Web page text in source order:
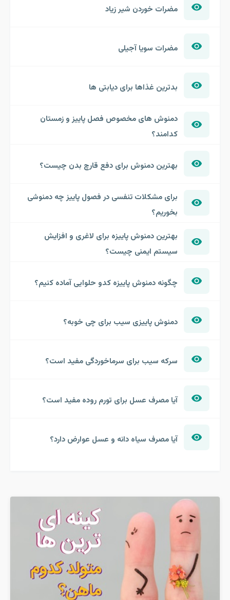
مضرات خوردن شیر زیاد
مضرات سویا آجیلی
بدترین غذاها برای دیابتی ها
دمنوش های مخصوص فصل پاییز و زمستان
کدامند؟
بهترین دمنوش برای دفع قارچ بدن چیست؟
برای مشکلات تنفسی در فصول پاییز چه دمنوشی
بخوریم؟
بهترین دمنوش پاییزه برای لاغری و افزایش
سیستم ایمنی چیست؟
چگونه دمنوش پاییزه کدو حلوایی آماده کنیم؟
دمنوش پاییزی سیب برای چی خوبه؟
سرکه سیب برای سرماخوردگی مفید است؟
آیا مصرف عسل برای تورم روده مفید است؟
آیا مصرف سیاه دانه و عسل عوارض دارد؟